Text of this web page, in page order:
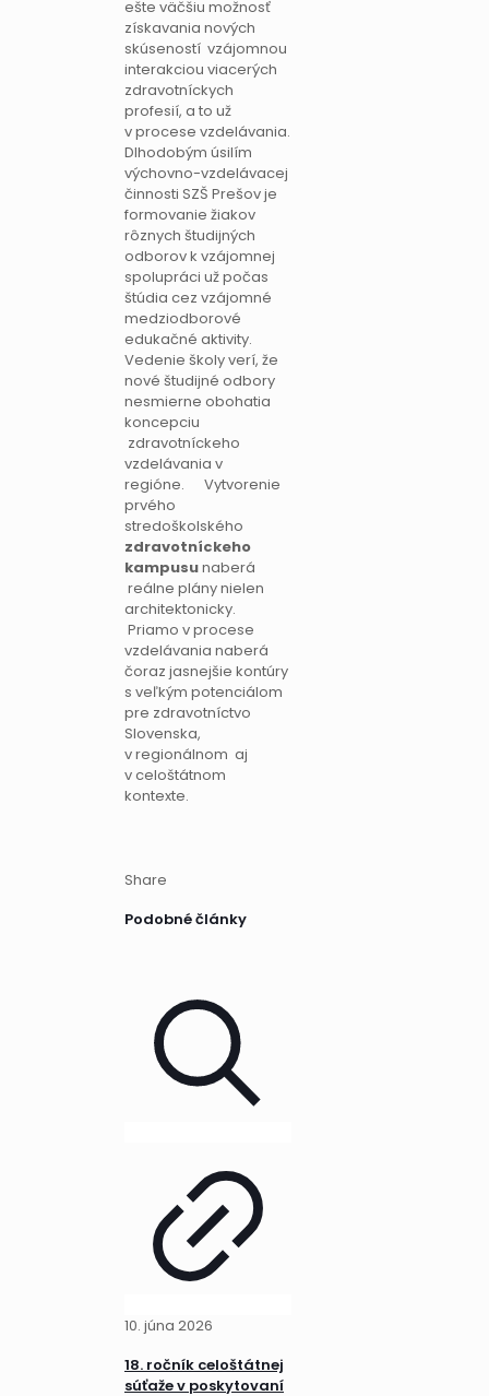
ešte väčšiu možnosť
získavania nových
skúseností vzájomnou
interakciou viacerých
zdravotníckych
profesií, a to už
v procese vzdelávania.
Dlhodobým úsilím
výchovno-vzdelávacej
činnosti SZŠ Prešov je
formovanie žiakov
rôznych študijných
odborov k vzájomnej
spolupráci už počas
štúdia cez vzájomné
medziodborové
edukačné aktivity.
Vedenie školy verí, že
nové študijné odbory
nesmierne obohatia
koncepciu
zdravotníckeho
vzdelávania v
regióne. Vytvorenie
prvého
stredoškolského
zdravotníckeho
kampusunaberá
reálne plány nielen
architektonicky.
Priamo v procese
vzdelávania naberá
čoraz jasnejšie kontúry
s veľkým potenciálom
pre zdravotníctvo
Slovenska,
v regionálnom aj
v celoštátnom
kontexte.
Share
Podobné články
10. júna 2026
18. ročník celoštátnej
súťaže v poskytovaní